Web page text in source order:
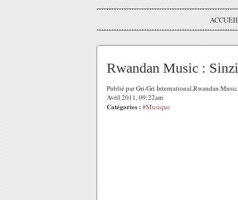
Rwandan Music :
Publié par Gri-Gri International,Rwandan
Avril 2011, 09:22am
Catégories : #Musique